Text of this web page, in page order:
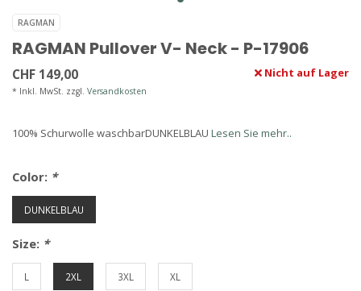
RAGMAN
RAGMAN Pullover V- Neck - P-17906
CHF 149,00
* Inkl. MwSt. zzgl. Versandkosten
Nicht auf Lager
100% Schurwolle waschbarDUNKELBLAU Lesen Sie mehr..
Color: *
DUNKELBLAU
Size: *
L 2XL 3XL XL